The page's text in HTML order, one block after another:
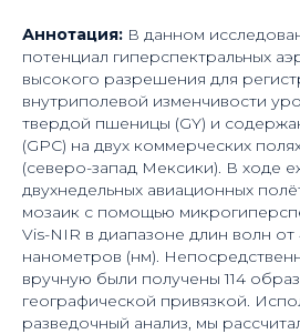
Аннотация: В данном
потенциал гиперспектральных
высокого разрешения для
внутриполевой изменчивости
твердой пшеницы (GY) и
(GPC) на двух коммерческих
(северо-запад Мексики). В ходе
двухнедельных авиационных
мозаик с помощью
Vis-NIR в диапазоне длин волн
нанометров (нм).
вручную были получены 114
географической привязкой.
разведочный анализ, мы